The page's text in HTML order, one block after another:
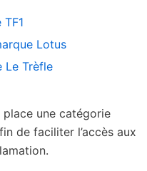
Lotus
Le Trèfle
place une catégorie
de faciliter l’accès aux